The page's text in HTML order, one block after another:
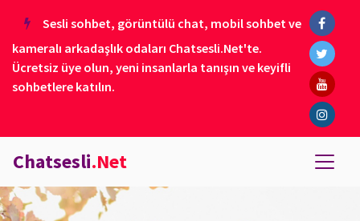
Sesli sohbet, görüntülü chat, mobil sohbet ve
kameralı arkadaşlık odaları Chatsesli.Net'te.
Ücretsiz üye olun, yeni insanlarla tanışın ve keyifli
sohbetlere katılın.
Chatsesli.Net